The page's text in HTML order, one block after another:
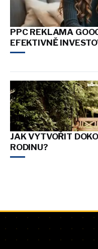
PPC REKLAMA
EFEKTIVNĚ
JAK VYTVOŘIT
RODINU?